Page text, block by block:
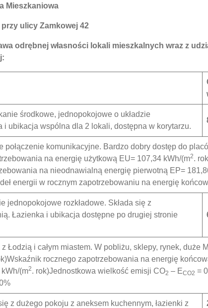
Mieszkaniowa
przy ulicy Zamkowej 42
odrębnej własności lokali mieszkalnych wraz z
środkowe, jednopokojowe o układzie
ubikacja wspólna dla 2 lokali, dostępna w korytarzu.
komunikacyjne. Bardzo dobry dostęp do
na energię użytkową EU= 107,34 kWh/(m2.
na nieodnawialną energię pierwotną EP=
energii w rocznym zapotrzebowaniu na energię
jednopokojowe rozkładowe. Składa się z
Łazienka i ubikacja dostępne po drugiej stronie
i całym miastem. W pobliżu, sklepy, rynek, duże
rocznego zapotrzebowania na energię
(m2. rok)Jednostkowa wielkość emisji CO2 – ECO2 =
z dużego pokoju z aneksem kuchennym, łazienki z